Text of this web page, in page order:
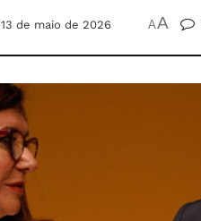
13 de maio de 2026 AA